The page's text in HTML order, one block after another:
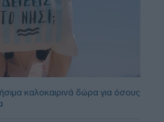
καλοκαιρινά δώρα για όσους